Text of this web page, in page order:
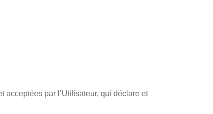
acceptées par l’Utilisateur, qui déclare et